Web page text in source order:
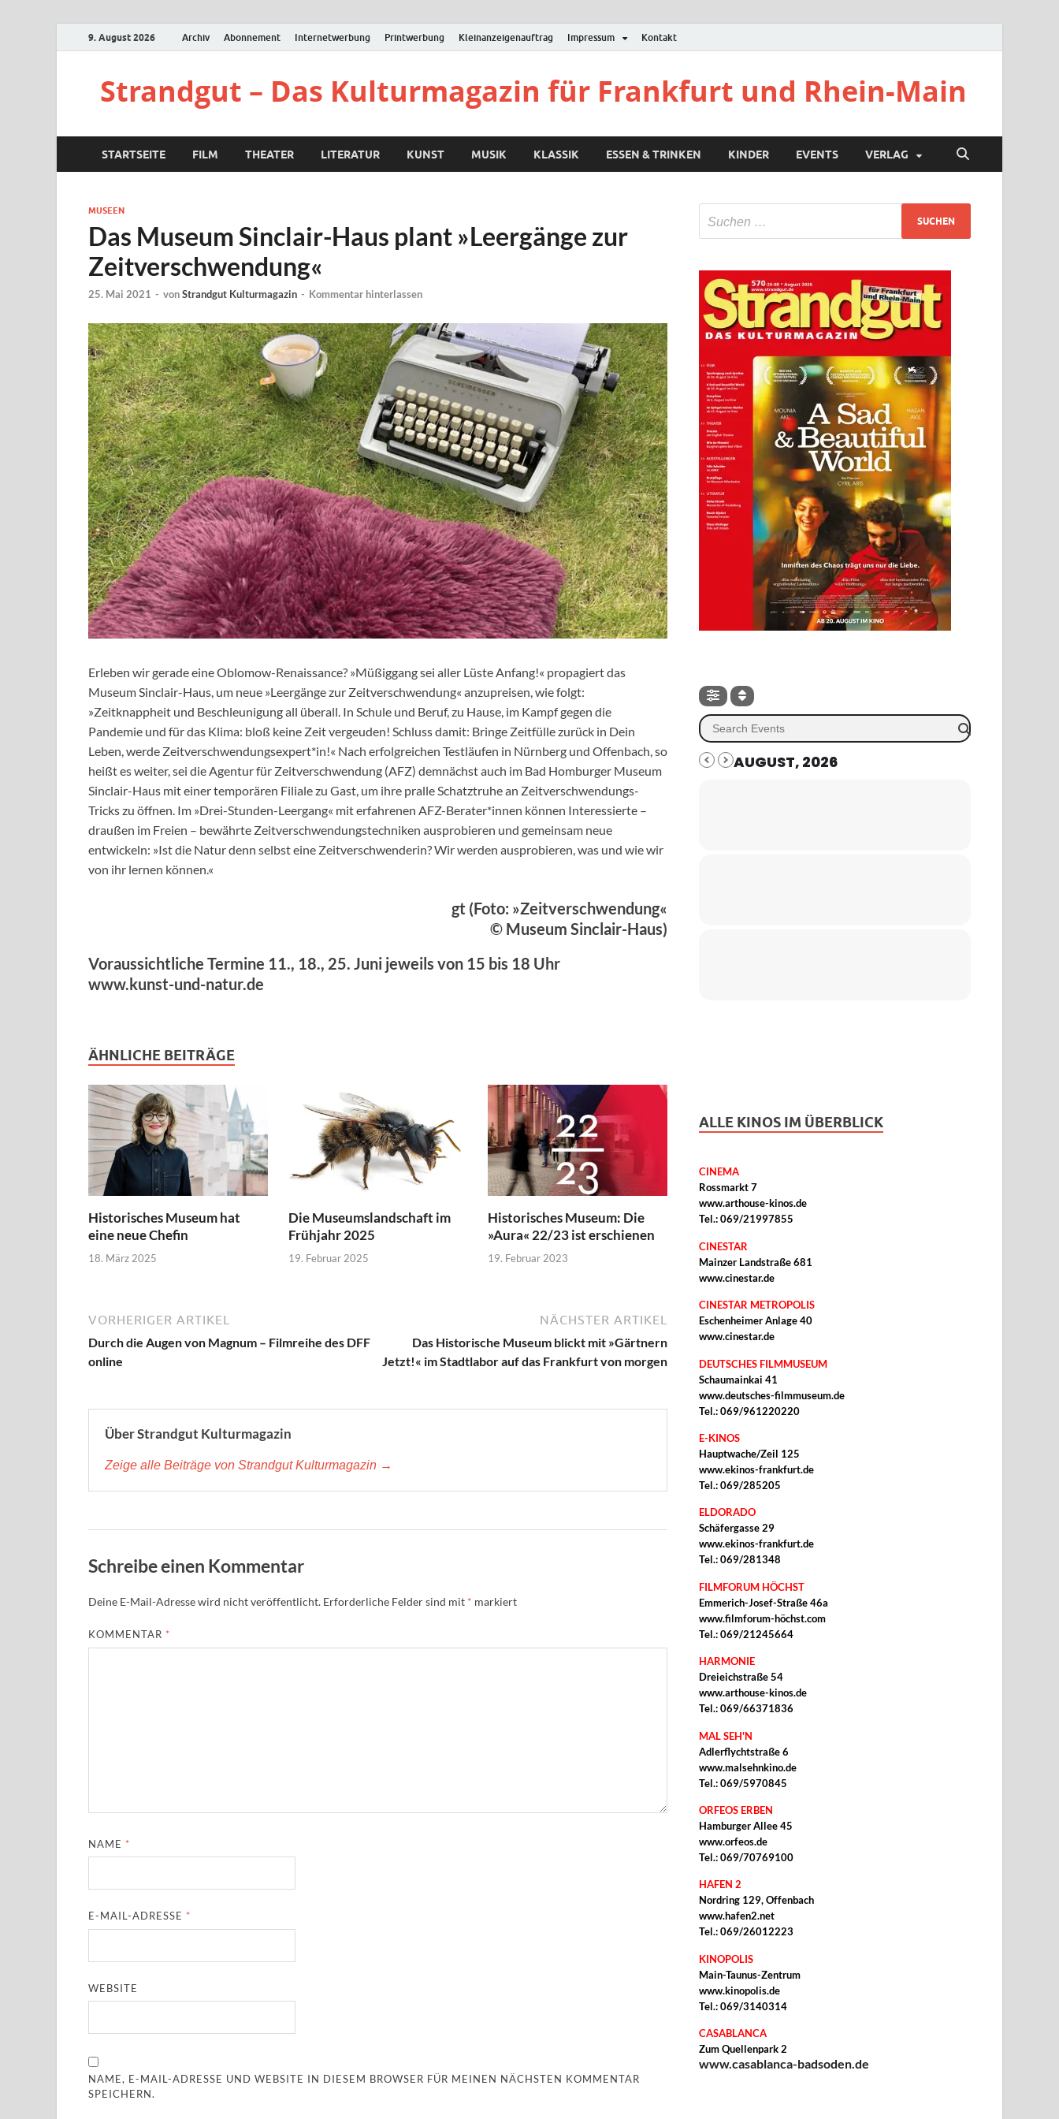
9. August 2026 Archiv Abonnement Internetwerbung Printwerbung Kleinanzeigenauftrag Impressum Kontakt
Strandgut – Das Kulturmagazin für Frankfurt und Rhein-Main
STARTSEITE FILM THEATER LITERATUR KUNST MUSIK KLASSIK ESSEN & TRINKEN KINDER EVENTS VERLAG
MUSEEN
Das Museum Sinclair-Haus plant »Leergänge zur
Zeitverschwendung«
25. Mai 2021 - vonStrandgut Kulturmagazin - Kommentar hinterlassen
Erleben wir gerade eine Oblomow-Renaissance? »Müßiggang sei aller Lüste Anfang!« propagiert das
Museum Sinclair-Haus, um neue »Leergänge zur Zeitverschwendung« anzupreisen, wie folgt:
»Zeitknappheit und Beschleunigung all überall. In Schule und Beruf, zu Hause, im Kampf gegen die
Pandemie und für das Klima: bloß keine Zeit vergeuden! Schluss damit: Bringe Zeitfülle zurück in Dein
Leben, werde Zeitverschwendungsexpert*in!« Nach erfolgreichen Testläufen in Nürnberg und Offenbach, so
heißt es weiter, sei die Agentur für Zeitverschwendung (AFZ) demnächst auch im Bad Homburger Museum
Sinclair-Haus mit einer temporären Filiale zu Gast, um ihre pralle Schatztruhe an Zeitverschwendungs-
Tricks zu öffnen. Im »Drei-Stunden-Leergang« mit erfahrenen AFZ-Berater*innen können Interessierte –
draußen im Freien – bewährte Zeitverschwendungstechniken ausprobieren und gemeinsam neue
entwickeln: »Ist die Natur denn selbst eine Zeitverschwenderin? Wir werden ausprobieren, was und wie wir
von ihr lernen können.«
gt (Foto: »Zeitverschwendung«
© Museum Sinclair-Haus)
Voraussichtliche Termine 11., 18., 25. Juni jeweils von 15 bis 18 Uhr
www.kunst-und-natur.de
ÄHNLICHE BEITRÄGE
Historisches Museum hat
eine neue Chefin
18. März 2025
Die Museumslandschaft im
Frühjahr 2025
19. Februar 2025
Historisches Museum: Die
»Aura« 22/23 ist erschienen
19. Februar 2023
VORHERIGER ARTIKEL
Durch die Augen von Magnum – Filmreihe des DFF
online
NÄCHSTER ARTIKEL
Das Historische Museum blickt mit »Gärtnern
Jetzt!« im Stadtlabor auf das Frankfurt von morgen
Über Strandgut Kulturmagazin
Zeige alle Beiträge von Strandgut Kulturmagazin →
Schreibe einen Kommentar
Deine E-Mail-Adresse wird nicht veröffentlicht. Erforderliche Felder sind mit * markiert
KOMMENTAR *
NAME *
E-MAIL-ADRESSE *
WEBSITE
NAME, E-MAIL-ADRESSE UND WEBSITE IN DIESEM BROWSER FÜR MEINEN NÄCHSTEN KOMMENTAR
SPEICHERN.
AUGUST, 2026
ALLE KINOS IM ÜBERBLICK
CINEMA
Rossmarkt 7
www.arthouse-kinos.de
Tel.: 069/21997855
CINESTAR
Mainzer Landstraße 681
www.cinestar.de
CINESTAR METROPOLIS
Eschenheimer Anlage 40
www.cinestar.de
DEUTSCHES FILMMUSEUM
Schaumainkai 41
www.deutsches-filmmuseum.de
Tel.: 069/961220220
E-KINOS
Hauptwache/Zeil 125
www.ekinos-frankfurt.de
Tel.: 069/285205
ELDORADO
Schäfergasse 29
www.ekinos-frankfurt.de
Tel.: 069/281348
FILMFORUM HÖCHST
Emmerich-Josef-Straße 46a
www.filmforum-höchst.com
Tel.: 069/21245664
HARMONIE
Dreieichstraße 54
www.arthouse-kinos.de
Tel.: 069/66371836
MAL SEH'N
Adlerflychtstraße 6
www.malsehnkino.de
Tel.: 069/5970845
ORFEOS ERBEN
Hamburger Allee 45
www.orfeos.de
Tel.: 069/70769100
HAFEN 2
Nordring 129, Offenbach
www.hafen2.net
Tel.: 069/26012223
KINOPOLIS
Main-Taunus-Zentrum
www.kinopolis.de
Tel.: 069/3140314
CASABLANCA
Zum Quellenpark 2
www.casablanca-badsoden.de